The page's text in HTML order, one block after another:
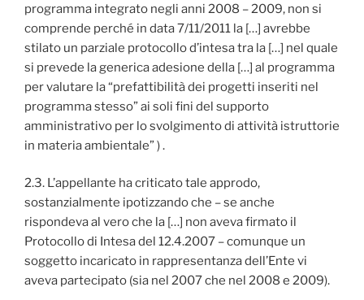
programma integrato negli anni 2008 – 2009, non si
comprende perché in data 7/11/2011 la […] avrebbe
stilato un parziale protocollo d’intesa tra la […] nel quale
si prevede la generica adesione della […] al programma
per valutare la “prefattibilità dei progetti inseriti nel
programma stesso” ai soli fini del supporto
amministrativo per lo svolgimento di attività istruttorie
in materia ambientale” ) .
2.3. L’appellante ha criticato tale approdo,
sostanzialmente ipotizzando che – se anche
rispondeva al vero che la […] non aveva firmato il
Protocollo di Intesa del 12.4.2007 – comunque un
soggetto incaricato in rappresentanza dell’Ente vi
aveva partecipato (sia nel 2007 che nel 2008 e 2009).